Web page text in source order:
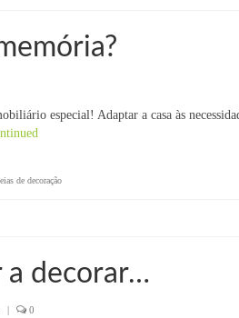
especial! Adaptar a casa às
de decoração
a decorar…
| 0